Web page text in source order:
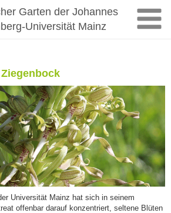
Garten der Johannes
Universität Mainz
Universität Mainz hat sich in seinem
offenbar darauf konzentriert, seltene Blüten